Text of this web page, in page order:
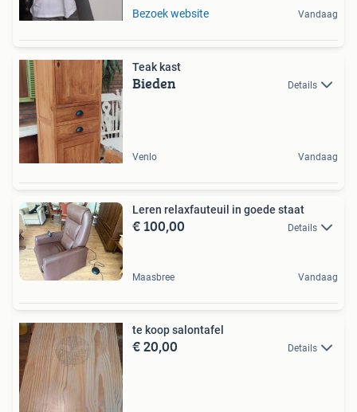
Bezoek website Vandaag
Teak kast
Bieden Details
Venlo Vandaag
Leren relaxfauteuil in goede staat
€ 100,00 Details
Maasbree Vandaag
te koop salontafel
€ 20,00 Details